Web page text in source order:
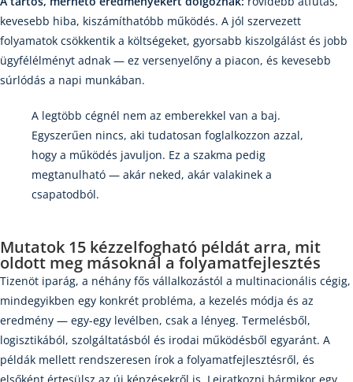
kevesebb hiba, kiszámíthatóbb működés. A jól szervezett
folyamatok csökkentik a költségeket, gyorsabb kiszolgálást és jobb
ügyfélélményt adnak — ez versenyelőny a piacon, és kevesebb
súrlódás a napi munkában.
A legtöbb cégnél nem az emberekkel van a baj.
Egyszerűen nincs, aki tudatosan foglalkozzon azzal,
hogy a működés javuljon. Ez a szakma pedig
megtanulható — akár neked, akár valakinek a
csapatodból.
Mutatok 15 kézzelfogható példát arra, mit
oldott meg másoknál a folyamatfejlesztés
Tizenöt iparág, a néhány fős vállalkozástól a multinacionális cégig,
mindegyikben egy konkrét probléma, a kezelés módja és az
eredmény — egy-egy levélben, csak a lényeg. Termelésből,
logisztikából, szolgáltatásból és irodai működésből egyaránt. A
példák mellett rendszeresen írok a folyamatfejlesztésről, és
elsőként értesülsz az új képzésekről is. Leiratkozni bármikor egy